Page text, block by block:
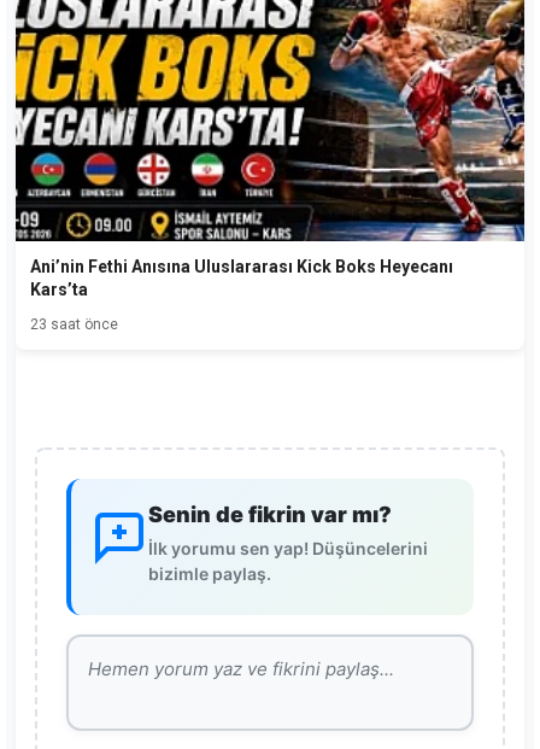
Ani’nin Fethi Anısına Uluslararası Kick Boks Heyecanı
Kars’ta
23 saat önce
Senin de fikrin var mı?
İlk yorumu sen yap! Düşüncelerini
bizimle paylaş.